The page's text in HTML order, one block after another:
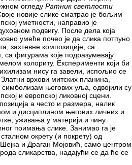
огледу Ратник светлости
новије слике сматрао је бољим
уметности, направио је
подвигу. После дела која
умеће почео је да слика потпуно
захтевне композиције, са
са фигурама које подразумевају
колориту. Експерименти који би
нису га завели, испољио се
врхови митских планина,
симболизам његових уља, одвојили су
и европској ликовној сцени.
а често и размера, налик
и дисциплином његових личних и
уживања у материји и чину
поимања слике. Занимао га је
окрету (и покрету) од
и Драган Мојовић, само центром
сликарства, надајући се да ће се